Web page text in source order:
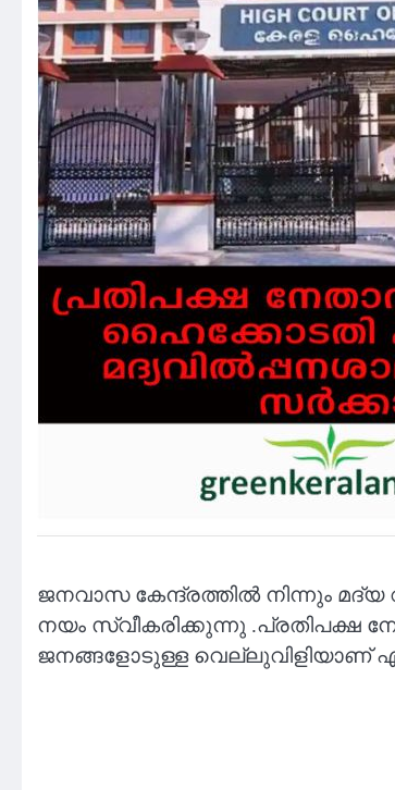
ജനവാസ കേന്ദ്രത്തിൽ നിന്നും
നയം സ്വീകരിക്കുന്നു .പ്രതിപക്ഷ
ജനങ്ങളോടുള്ള വെല്ലുവിളിയാണ്